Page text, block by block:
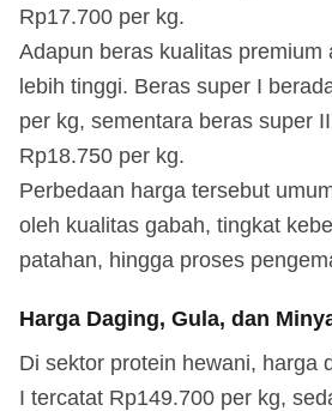
Rp17.700 per kg.
Adapun beras kualitas premium
lebih tinggi. Beras super I
per kg, sementara beras super
Rp18.750 per kg.
Perbedaan harga tersebut
oleh kualitas gabah, tingkat
patahan, hingga proses
Harga Daging, Gula, dan
Di sektor protein hewani, harga
I tercatat Rp149.700 per kg,